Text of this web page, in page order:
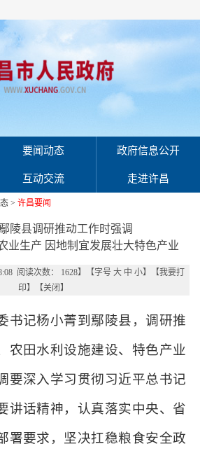
要闻动态 政府信息公开
互动交流 走进许昌
> 许昌要闻
陵县调研推动工作时强调
业生产 因地制宜发展壮大特色产业
阅读次数： 1628】【字号 大 中 小】【我要打
印】【关闭 】
书记杨小菁到鄢陵县，调研推
农田水利设施建设、特色产业
要深入学习贯彻习近平总书记
讲话精神，认真落实中央、省
署要求，坚决扛稳粮食安全政